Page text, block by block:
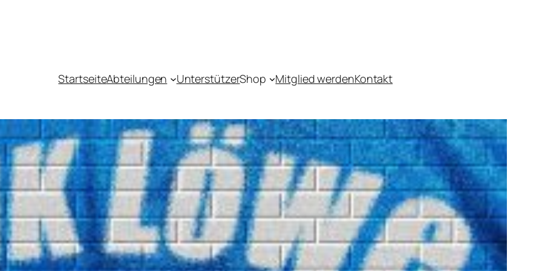
StartseiteAbteilungen UnterstützerShop Mitglied werdenKontakt